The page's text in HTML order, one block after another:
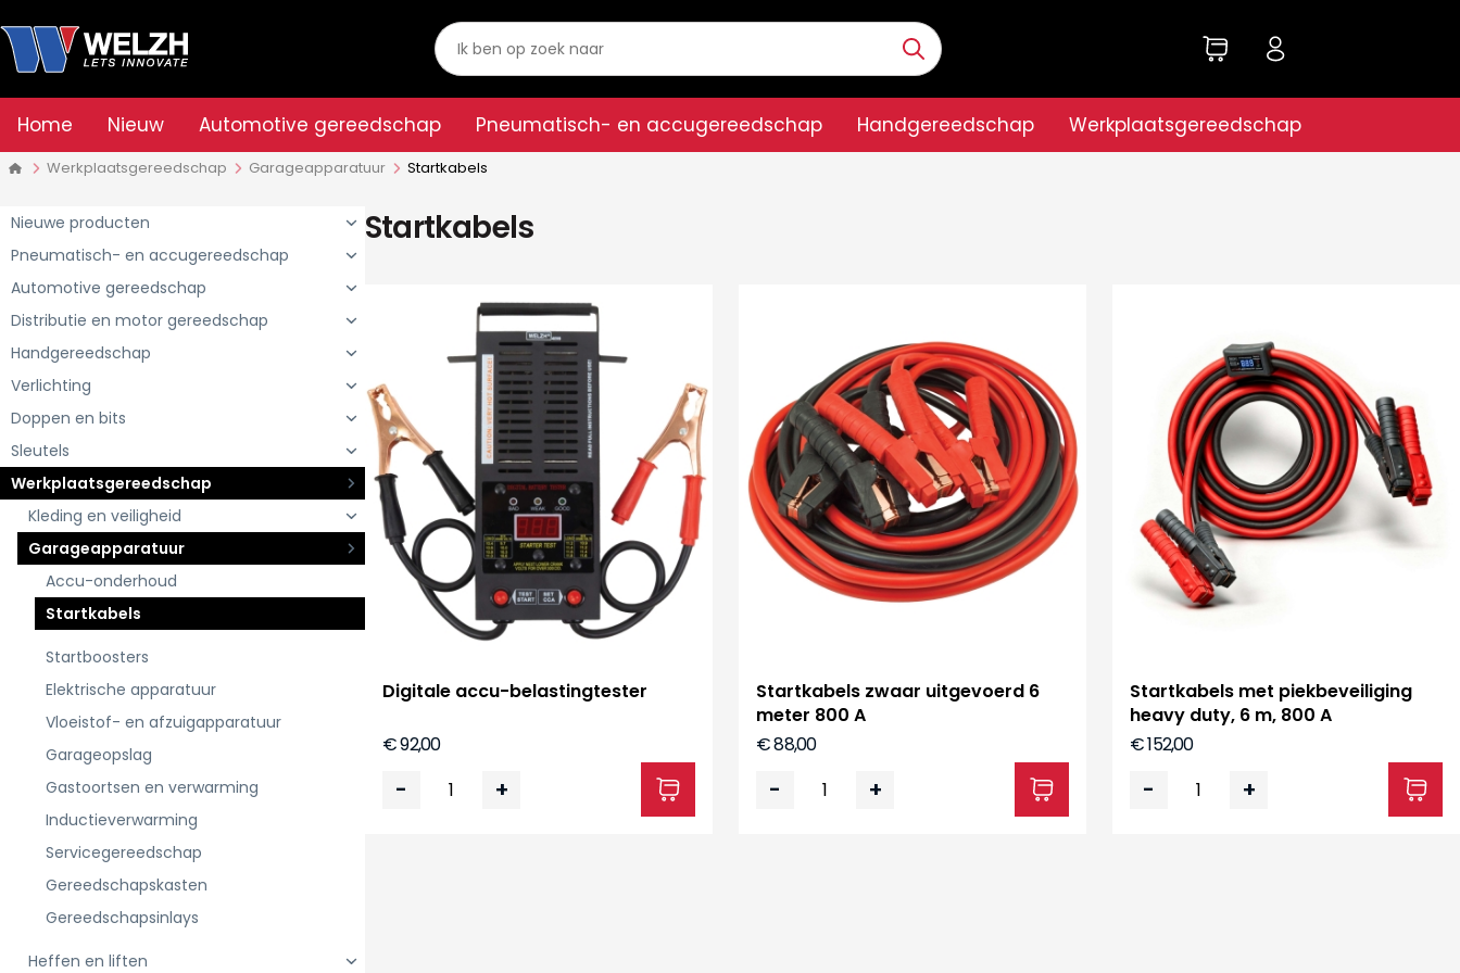
Home Nieuw Automotive gereedschap Pneumatisch- en accugereedschap Handgereedschap Werkplaatsgereedschap
Werkplaatsgereedschap Garageapparatuur Startkabels
Nieuwe producten
Pneumatisch- en accugereedschap
Automotive gereedschap
Distributie en motor gereedschap
Handgereedschap
Verlichting
Doppen en bits
Sleutels
Werkplaatsgereedschap
Kleding en veiligheid
Garageapparatuur
Accu-onderhoud
Startkabels
Startboosters
Elektrische apparatuur
Vloeistof- en afzuigapparatuur
Garageopslag
Gastoortsen en verwarming
Inductieverwarming
Servicegereedschap
Gereedschapskasten
Gereedschapsinlays
Heffen en liften
Startkabels
Digitale accu-belastingtester
€ 92,00
- +
Startkabels zwaar uitgevoerd 6
meter 800 A
€ 88,00
- +
Startkabels met piekbeveiliging
heavy duty, 6 m, 800 A
€ 152,00
- +